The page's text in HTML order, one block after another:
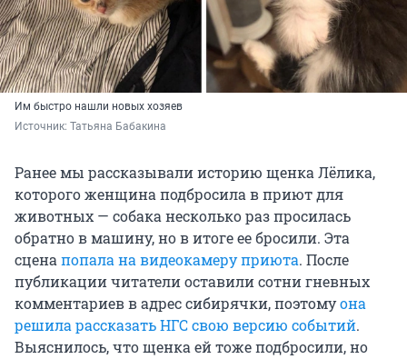
Им быстро нашли новых хозяев
Источник: Татьяна Бабакина
Ранее мы рассказывали историю щенка Лёлика,
которого женщина подбросила в приют для
животных — собака несколько раз просилась
обратно в машину, но в итоге ее бросили. Эта
сцена попала на видеокамеру приюта. После
публикации читатели оставили сотни гневных
комментариев в адрес сибирячки, поэтомуона
решила рассказать НГС свою версию событий.
Выяснилось, что щенка ей тоже подбросили, но